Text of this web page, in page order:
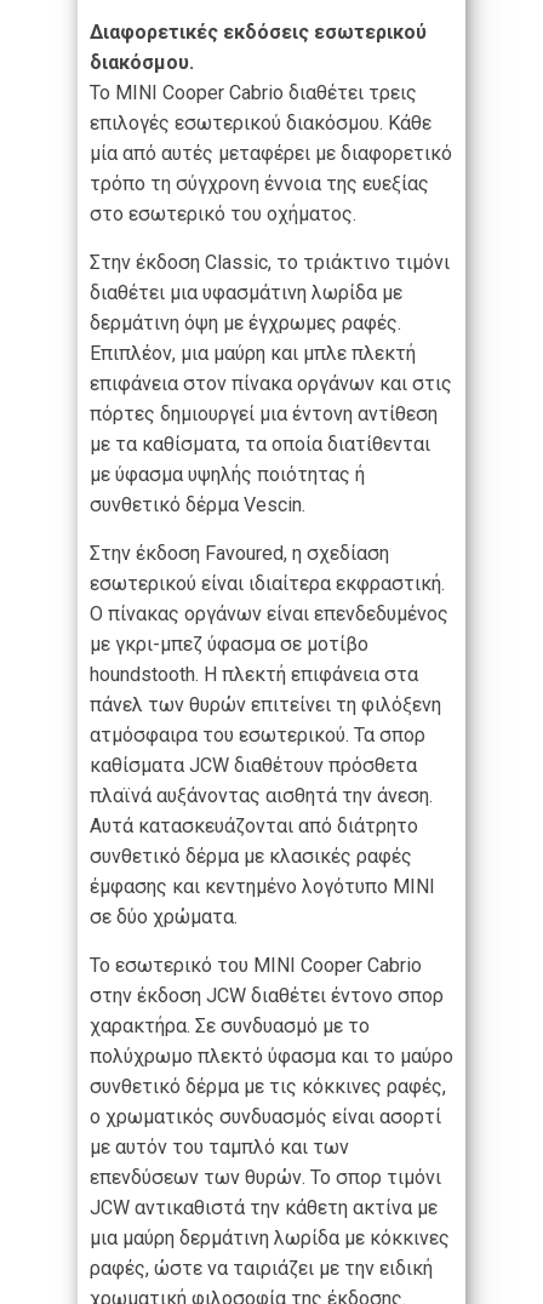
Διαφορετικές εκδόσεις εσωτερικού
διακόσμου.
Το MINI Cooper Cabrio διαθέτει τρεις
επιλογές εσωτερικού διακόσμου. Κάθε
μία από αυτές μεταφέρει με διαφορετικό
τρόπο τη σύγχρονη έννοια της ευεξίας
στο εσωτερικό του οχήματος.
Στην έκδοση Classic, το τριάκτινο τιμόνι
διαθέτει μια υφασμάτινη λωρίδα με
δερμάτινη όψη με έγχρωμες ραφές.
Επιπλέον, μια μαύρη και μπλε πλεκτή
επιφάνεια στον πίνακα οργάνων και στις
πόρτες δημιουργεί μια έντονη αντίθεση
με τα καθίσματα, τα οποία διατίθενται
με ύφασμα υψηλής ποιότητας ή
συνθετικό δέρμα Vescin.
Στην έκδοση Favoured, η σχεδίαση
εσωτερικού είναι ιδιαίτερα εκφραστική.
Ο πίνακας οργάνων είναι επενδεδυμένος
με γκρι-μπεζ ύφασμα σε μοτίβο
houndstooth. Η πλεκτή επιφάνεια στα
πάνελ των θυρών επιτείνει τη φιλόξενη
ατμόσφαιρα του εσωτερικού. Τα σπορ
καθίσματα JCW διαθέτουν πρόσθετα
πλαϊνά αυξάνοντας αισθητά την άνεση.
Αυτά κατασκευάζονται από διάτρητο
συνθετικό δέρμα με κλασικές ραφές
έμφασης και κεντημένο λογότυπο MINI
σε δύο χρώματα.
Το εσωτερικό του MINI Cooper Cabrio
στην έκδοση JCW διαθέτει έντονο σπορ
χαρακτήρα. Σε συνδυασμό με το
πολύχρωμο πλεκτό ύφασμα και το μαύρο
συνθετικό δέρμα με τις κόκκινες ραφές,
ο χρωματικός συνδυασμός είναι ασορτί
με αυτόν του ταμπλό και των
επενδύσεων των θυρών. Το σπορ τιμόνι
JCW αντικαθιστά την κάθετη ακτίνα με
μια μαύρη δερμάτινη λωρίδα με κόκκινες
ραφές, ώστε να ταιριάζει με την ειδική
χρωματική φιλοσοφία της έκδοσης.